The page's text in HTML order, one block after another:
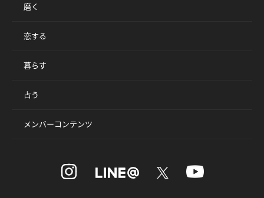
磨く
恋する
暮らす
占う
メンバーコンテンツ